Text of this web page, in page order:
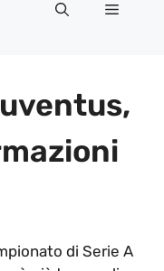
Menu
di Serie A